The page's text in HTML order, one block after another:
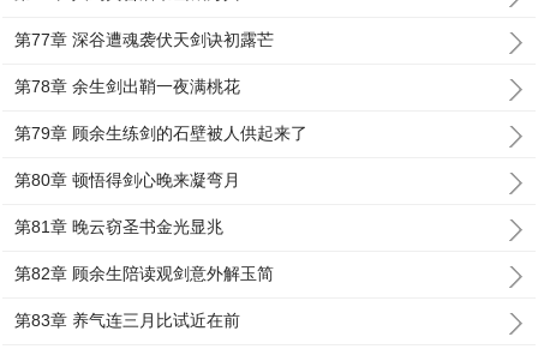
第77章 深谷遭魂袭伏天剑诀初露芒
第78章 余生剑出鞘一夜满桃花
第79章 顾余生练剑的石壁被人供起来了
第80章 顿悟得剑心晚来凝弯月
第81章 晚云窃圣书金光显兆
第82章 顾余生陪读观剑意外解玉简
第83章 养气连三月比试近在前